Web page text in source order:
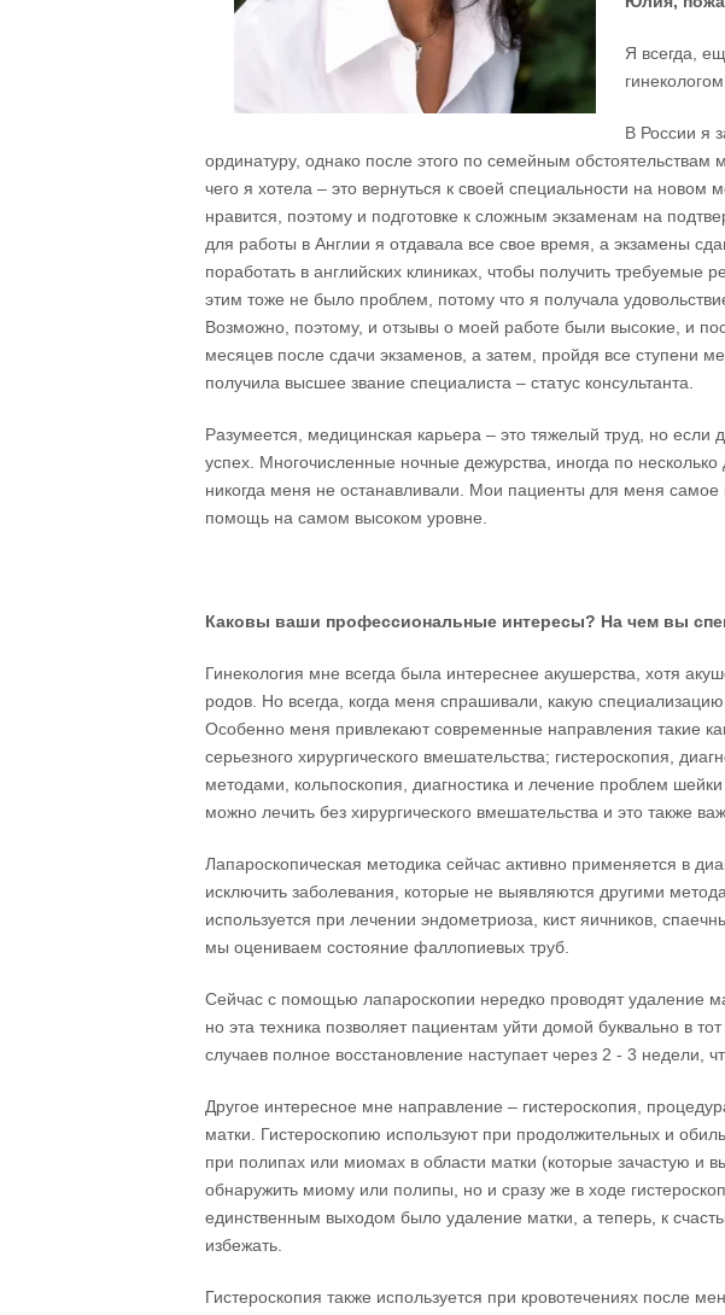
Я всегда,
гинекологом.
В России я
ординатуру, однако после этого по семейным
чего я хотела – это вернуться к своей специальности на
нравится, поэтому и подготовке к сложным экзаменам на
для работы в Англии я отдавала все свое время, а экзамены
поработать в английских клиниках, чтобы получить требуемые
этим тоже не было проблем, потому что я получала
Возможно, поэтому, и отзывы о моей работе были высокие, и
месяцев после сдачи экзаменов, а затем, пройдя все ступени
получила высшее звание специалиста – статус консультанта.
Разумеется, медицинская карьера – это тяжелый труд, но если
успех. Многочисленные ночные дежурства, иногда по
никогда меня не останавливали. Мои пациенты для меня
помощь на самом высоком уровне.
Каковы ваши профессиональные интересы? На чем вы
Гинекология мне всегда была интереснее акушерства, хотя
родов. Но всегда, когда меня спрашивали, какую
Особенно меня привлекают современные направления такие
серьезного хирургического вмешательства; гистероскопия,
методами, кольпоскопия, диагностика и лечение проблем
можно лечить без хирургического вмешательства и это также
Лапароскопическая методика сейчас активно применяется в
исключить заболевания, которые не выявляются другими
используется при лечении эндометриоза, кист яичников,
мы оцениваем состояние фаллопиевых труб.
Сейчас с помощью лапароскопии нередко проводят удаление
но эта техника позволяет пациентам уйти домой буквально в
случаев полное восстановление наступает через 2 - 3 недели,
Другое интересное мне направление – гистероскопия,
матки. Гистероскопию используют при продолжительных и
при полипах или миомах в области матки (которые зачастую
обнаружить миому или полипы, но и сразу же в ходе
единственным выходом было удаление матки, а теперь, к
избежать.
Гистероскопия также используется при кровотечениях после